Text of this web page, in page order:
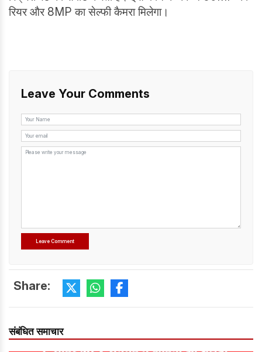
रियर और 8MP का सेल्फी कैमरा मिलेगा।
Leave Your Comments
Share:
संबंधित समाचार